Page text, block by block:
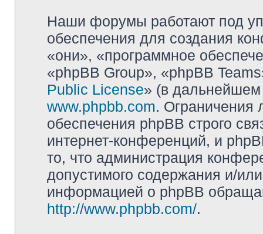
Наши форумы работают под
обеспечения для создания
«они», «программное
«phpBB Group», «phpBB
Public License» (в дальнейшем
www.phpbb.com. Ограничения
обеспечения phpBB строго
интернет-конференций, и
то, что администрация
допустимого содержания и/
информацией о phpBB
http://www.phpbb.com/.